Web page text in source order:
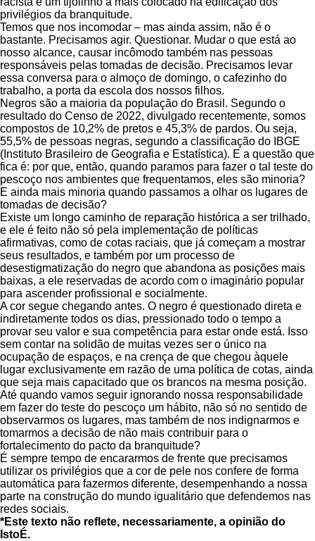
privilégios da branquitude.
Temos que nos incomodar – mas ainda assim, não é o
bastante. Precisamos agir. Questionar. Mudar o que está ao
nosso alcance, causar incômodo também nas pessoas
responsáveis pelas tomadas de decisão. Precisamos levar
essa conversa para o almoço de domingo, o cafezinho do
trabalho, a porta da escola dos nossos filhos.
Negros são a maioria da população do Brasil. Segundo o
resultado do Censo de 2022, divulgado recentemente, somos
compostos de 10,2% de pretos e 45,3% de pardos. Ou seja,
55,5% de pessoas negras, segundo a classificação do IBGE
(Instituto Brasileiro de Geografia e Estatística). E a questão que
fica é: por que, então, quando paramos para fazer o tal teste do
pescoço nos ambientes que frequentamos, eles são minoria?
E ainda mais minoria quando passamos a olhar os lugares de
tomadas de decisão?
Existe um longo caminho de reparação histórica a ser trilhado,
e ele é feito não só pela implementação de políticas
afirmativas, como de cotas raciais, que já começam a mostrar
seus resultados, e também por um processo de
desestigmatização do negro que abandona as posições mais
baixas, a ele reservadas de acordo com o imaginário popular
para ascender profissional e socialmente.
A cor segue chegando antes. O negro é questionado direta e
indiretamente todos os dias, pressionado todo o tempo a
provar seu valor e sua competência para estar onde está. Isso
sem contar na solidão de muitas vezes ser o único na
ocupação de espaços, e na crença de que chegou àquele
lugar exclusivamente em razão de uma política de cotas, ainda
que seja mais capacitado que os brancos na mesma posição.
Até quando vamos seguir ignorando nossa responsabilidade
em fazer do teste do pescoço um hábito, não só no sentido de
observarmos os lugares, mas também de nos indignarmos e
tomarmos a decisão de não mais contribuir para o
fortalecimento do pacto da branquitude?
É sempre tempo de encararmos de frente que precisamos
utilizar os privilégios que a cor de pele nos confere de forma
automática para fazermos diferente, desempenhando a nossa
parte na construção do mundo igualitário que defendemos nas
redes sociais.
*Este texto não reflete, necessariamente, a opinião do
IstoÉ.